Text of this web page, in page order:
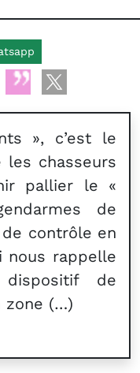
», c’est le
chasseurs
pallier le «
de
contrôle en
nous rappelle
de
zone (…)